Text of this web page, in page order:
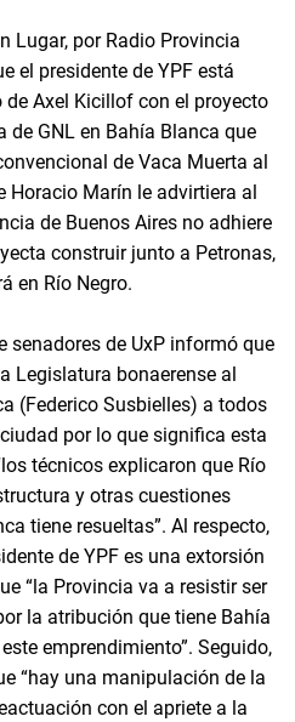
Lugar, por Radio Provincia
el presidente de YPF está
Axel Kicillof con el proyecto
GNL en Bahía Blanca que
de Vaca Muerta al
Horacio Marín le advirtiera al
de Buenos Aires no adhiere
construir junto a Petronas,
en Río Negro.
senadores de UxP informó que
Legislatura bonaerense al
(Federico Susbielles) a todos
por lo que significa esta
técnicos explicaron que Río
y otras cuestiones
tiene resueltas”. Al respecto,
de YPF es una extorsión
“la Provincia va a resistir ser
la atribución que tiene Bahía
emprendimiento”. Seguido,
“hay una manipulación de la
con el apriete a la